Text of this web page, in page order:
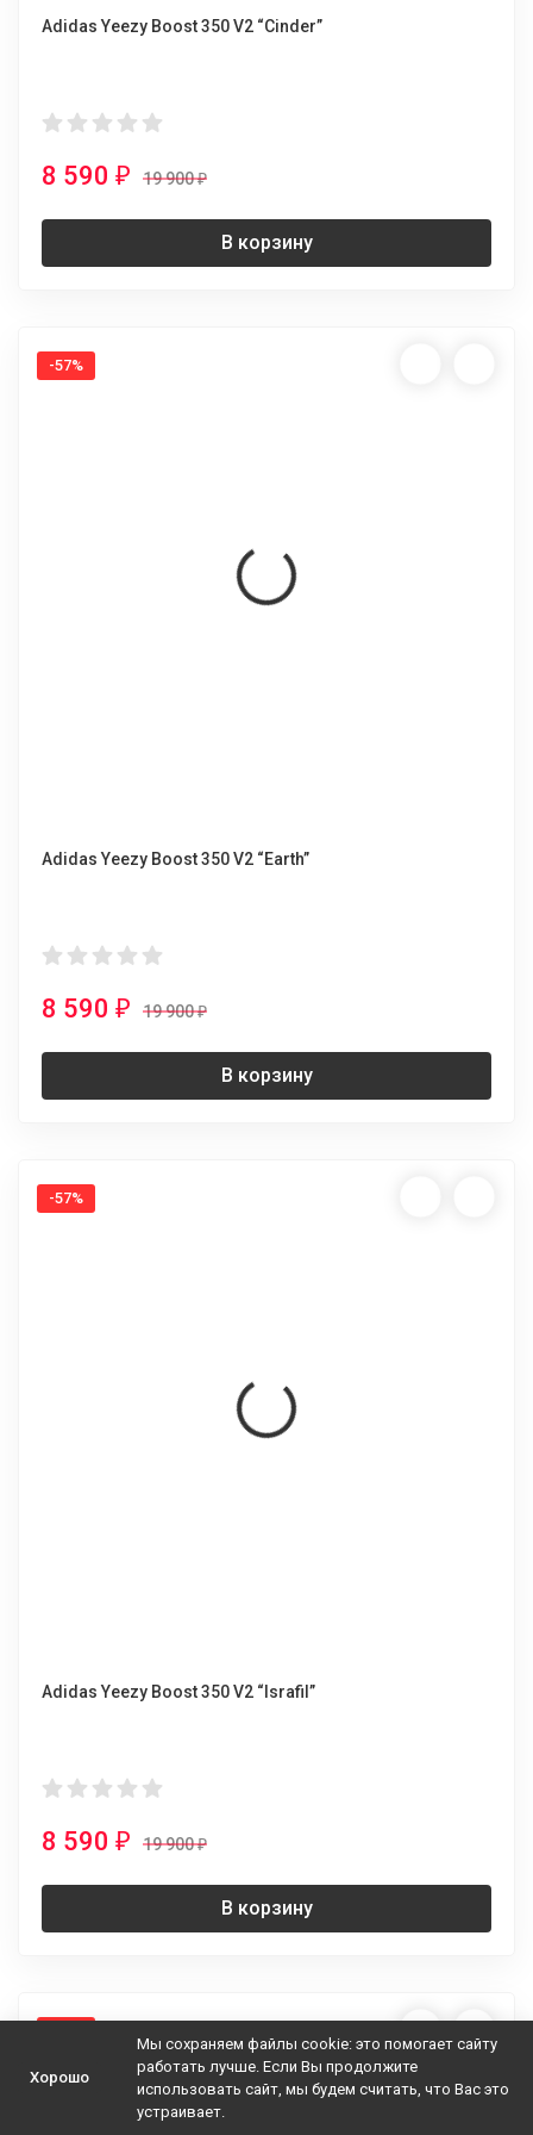
Adidas Yeezy Boost 350 V2 “Cinder”
8 590 ₽ 19 900₽
В корзину
-57%
Adidas Yeezy Boost 350 V2 “Earth”
8 590 ₽ 19 900₽
В корзину
-57%
Adidas Yeezy Boost 350 V2 “Israfil”
8 590 ₽ 19 900₽
В корзину
Хорошо
Мы сохраняем файлы cookie: это помогает сайту
работать лучше. Если Вы продолжите
использовать сайт, мы будем считать, что Вас это
устраивает.